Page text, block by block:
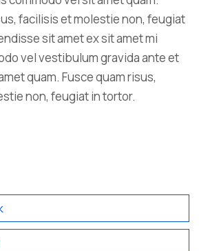
facilisis et molestie non, feugiat
sit amet ex sit amet mi
vel vestibulum gravida ante et
quam. Fusce quam risus,
non, feugiat in tortor.